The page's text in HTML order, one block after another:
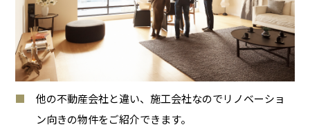
他の不動産会社と違い、施工会社なのでリノベーショ
ン向きの物件をご紹介できます。